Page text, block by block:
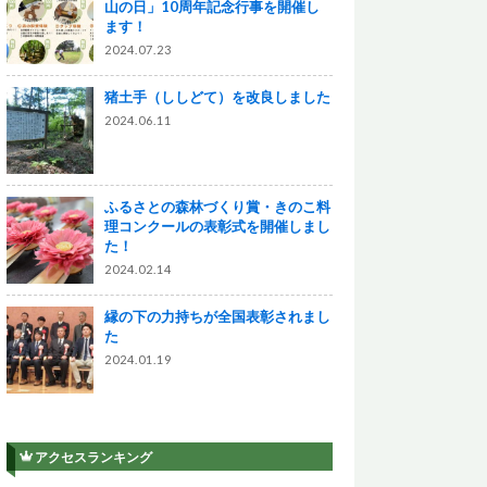
山の日」10周年記念行事を開催し
ます！
2024.07.23
猪土手（ししどて）を改良しました
2024.06.11
ふるさとの森林づくり賞・きのこ料
理コンクールの表彰式を開催しまし
た！
2024.02.14
縁の下の力持ちが全国表彰されまし
た
2024.01.19
アクセスランキング